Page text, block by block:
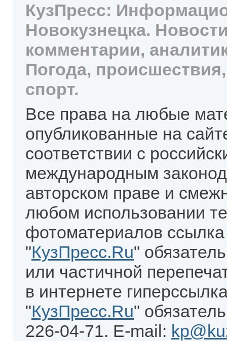
КузПресс:
Новокузнецка.
комментарии,
Погода,
спорт.
Все права на любые
опубликованные на
соответствии с
международным
авторском праве и
любом использовании
фотоматериалов
"КузПресс.Ru"
или частичной
в интернете
"КузПресс.Ru"
226-04-71. E-mail: